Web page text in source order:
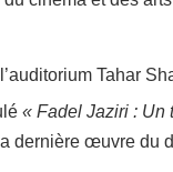
Tahar
« Fadel Jaziri : Un
dernière œuvre du